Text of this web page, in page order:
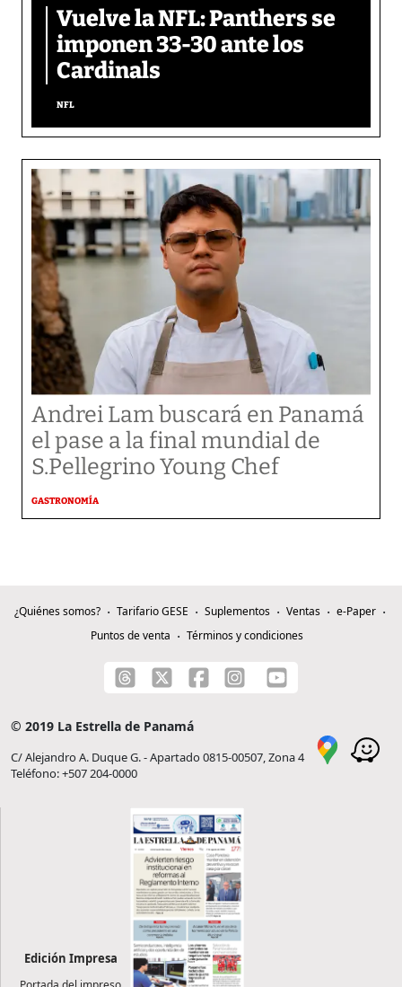
Vuelve la NFL: Panthers se
imponen 33-30 ante los
Cardinals
NFL
Andrei Lam buscará en Panamá
el pase a la final mundial de
S.Pellegrino Young Chef
GASTRONOMÍA
¿Quiénes somos? Tarifario GESE Suplementos Ventas
e-Paper
Puntos de venta
Términos y condiciones
© 2019 La Estrella de Panamá
C/ Alejandro A. Duque G. - Apartado 0815-00507, Zona 4
Teléfono: +507 204-0000
Edición Impresa